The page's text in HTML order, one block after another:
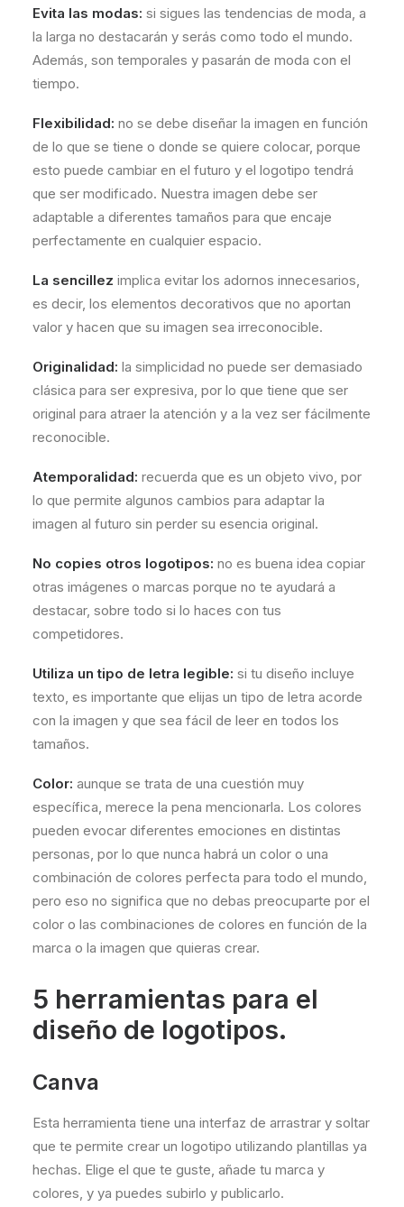
Evita las modas: si sigues las tendencias de moda, a
la larga no destacarán y serás como todo el mundo.
Además, son temporales y pasarán de moda con el
tiempo.
Flexibilidad: no se debe diseñar la imagen en función
de lo que se tiene o donde se quiere colocar, porque
esto puede cambiar en el futuro y el logotipo tendrá
que ser modificado. Nuestra imagen debe ser
adaptable a diferentes tamaños para que encaje
perfectamente en cualquier espacio.
La sencillez implica evitar los adornos innecesarios,
es decir, los elementos decorativos que no aportan
valor y hacen que su imagen sea irreconocible.
Originalidad: la simplicidad no puede ser demasiado
clásica para ser expresiva, por lo que tiene que ser
original para atraer la atención y a la vez ser fácilmente
reconocible.
Atemporalidad: recuerda que es un objeto vivo, por
lo que permite algunos cambios para adaptar la
imagen al futuro sin perder su esencia original.
No copies otros logotipos: no es buena idea copiar
otras imágenes o marcas porque no te ayudará a
destacar, sobre todo si lo haces con tus
competidores.
Utiliza un tipo de letra legible: si tu diseño incluye
texto, es importante que elijas un tipo de letra acorde
con la imagen y que sea fácil de leer en todos los
tamaños.
Color: aunque se trata de una cuestión muy
específica, merece la pena mencionarla. Los colores
pueden evocar diferentes emociones en distintas
personas, por lo que nunca habrá un color o una
combinación de colores perfecta para todo el mundo,
pero eso no significa que no debas preocuparte por el
color o las combinaciones de colores en función de la
marca o la imagen que quieras crear.
5 herramientas para el
diseño de logotipos.
Canva
Esta herramienta tiene una interfaz de arrastrar y soltar
que te permite crear un logotipo utilizando plantillas ya
hechas. Elige el que te guste, añade tu marca y
colores, y ya puedes subirlo y publicarlo.